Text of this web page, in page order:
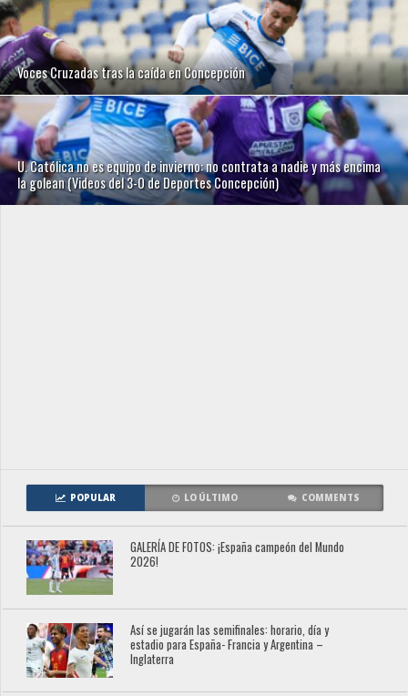
Voces Cruzadas tras la caída en Concepción
U. Católica no es equipo de invierno: no contrata a nadie y más encima
la golean (Videos del 3-0 de Deportes Concepción)
POPULAR LO ÚLTIMO COMMENTS
GALERÍA DE FOTOS: ¡España campeón del Mundo
2026!
Así se jugarán las semifinales: horario, día y
estadio para España- Francia y Argentina –
Inglaterra